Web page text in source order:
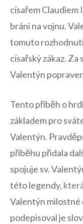
císařem Claudiem
bráni na vojnu.
tomuto
císařský⁤ zákaz.
Valentýn
Tento ​příběh o
základem pro
Valentýn.
příběhu přidala
spojuje sv.
této‍ legendy,
Valentýn milostné
podepisoval ​je